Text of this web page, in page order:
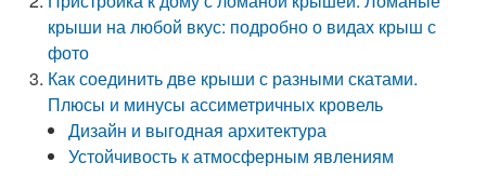
крыши на любой вкус: подробно о видах крыш с
фото
Как соединить две крыши с разными скатами.
Плюсы и минусы ассиметричных кровель
Дизайн и выгодная архитектура
Устойчивость к атмосферным явлениям